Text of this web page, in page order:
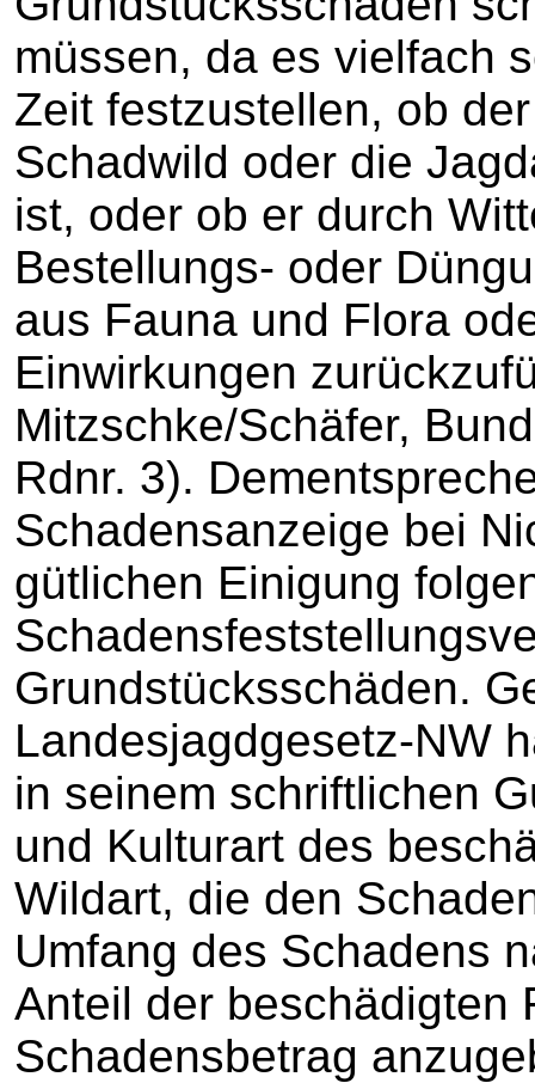
müssen, da es vielfach
Zeit festzustellen, ob
Schadwild oder die
ist, oder ob er durch
Bestellungs- oder
aus Fauna und Flora
Einwirkungen
Mitzschke/Schäfer,
Rdnr. 3).
Schadensanzeige bei
gütlichen Einigung
Grundstücksschäden.
Landesjagdgesetz-NW
in seinem schriftlichen
und Kulturart des
Wildart, die den
Umfang des Schadens
Anteil der beschädigten
Schadensbetrag